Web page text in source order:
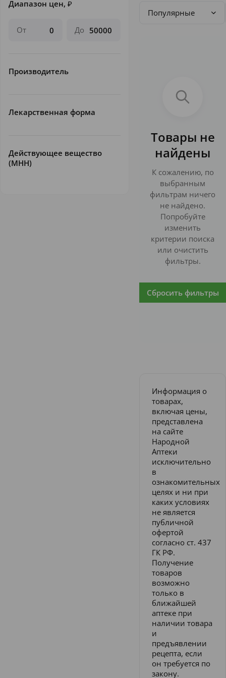
Диапазон цен, ₽
От До
Производитель
Лекарственная форма
Действующее вещество
(МНН)
Популярные
Товары не
найдены
К сожалению, по
выбранным
фильтрам ничего
не найдено.
Попробуйте
изменить
критерии поиска
или очистить
фильтры.
Сбросить фильтры
Информация о
товарах,
включая цены,
представлена
на сайте
Народной
Аптеки
исключительно
в
ознакомительных
целях и ни при
каких условиях
не является
публичной
офертой
согласно ст. 437
ГК РФ.
Получение
товаров
возможно
только в
ближайшей
аптеке при
наличии товара
и
предъявлении
рецепта, если
он требуется по
закону.